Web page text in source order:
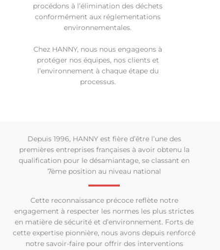
procédons à l’élimination des déchets
conformément aux réglementations
environnementales.
Chez HANNY, nous nous engageons à
protéger nos équipes, nos clients et
l’environnement à chaque étape du
processus.
Depuis 1996, HANNY est fière d’être l’une des
premières entreprises françaises à avoir obtenu la
qualification pour le désamiantage, se classant en
7ème position au niveau national
Cette reconnaissance précoce reflète notre
engagement à respecter les normes les plus strictes
en matière de sécurité et d’environnement. Forts de
cette expertise pionnière, nous avons depuis renforcé
notre savoir-faire pour offrir des interventions